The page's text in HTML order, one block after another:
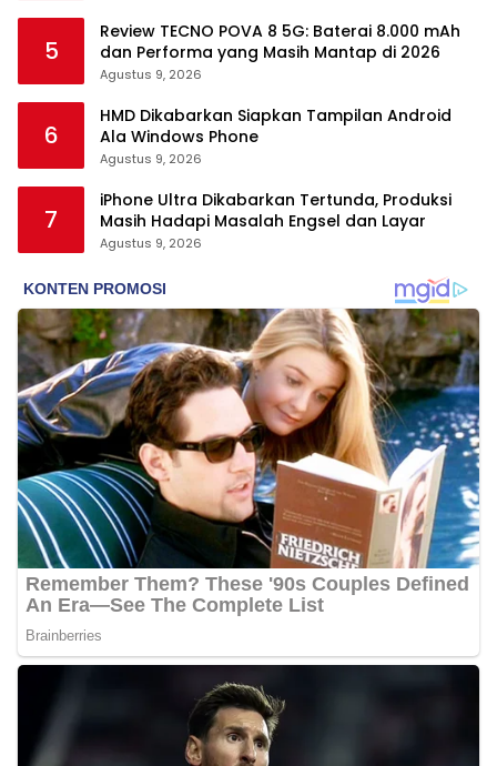
5
Review TECNO POVA 8 5G: Baterai 8.000 mAh
dan Performa yang Masih Mantap di 2026
Agustus 9, 2026
6
HMD Dikabarkan Siapkan Tampilan Android
Ala Windows Phone
Agustus 9, 2026
7
iPhone Ultra Dikabarkan Tertunda, Produksi
Masih Hadapi Masalah Engsel dan Layar
Agustus 9, 2026